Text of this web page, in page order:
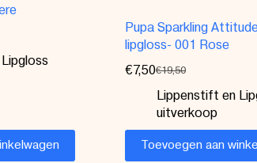
Pupa Sparkling
lipgloss- 001 Rose
€19,50
€7,50
Lippenstift en
uitverkoop
Toevoegen aan